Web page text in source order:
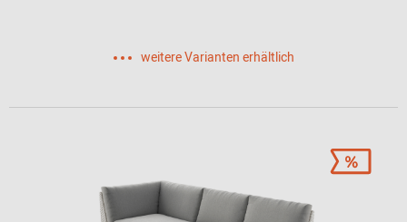
weitere Varianten erhältlich